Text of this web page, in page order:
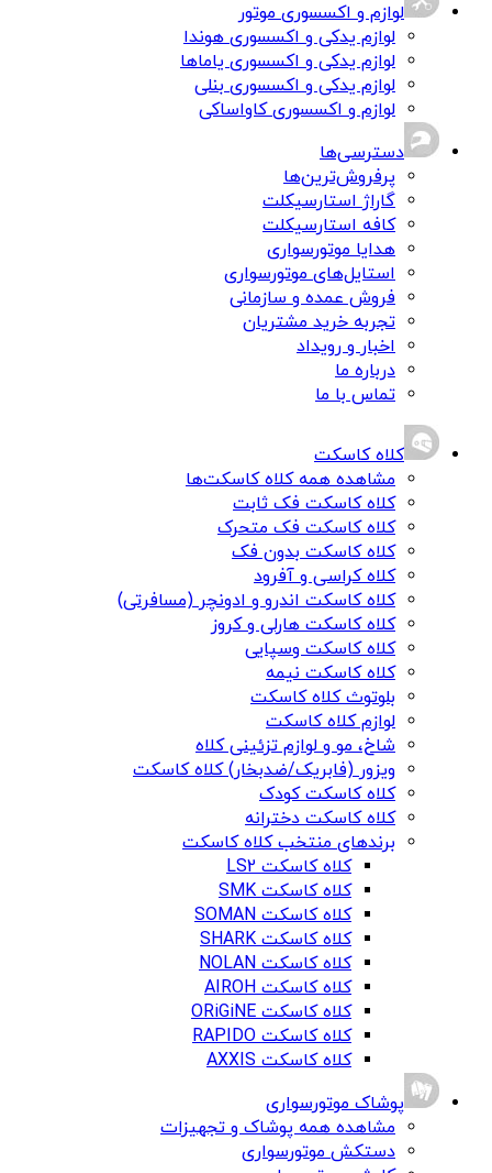
لوازم و اکسسوری موتور
لوازم یدکی و اکسسوری هوندا
لوازم یدکی و اکسسوری یاماها
لوازم یدکی و اکسسوری بنلی
لوازم و اکسسوری کاواساکی
دسترسی‌ها
پرفروش‌ترین‌ها
گاراژ استارسیکلت
کافه استارسیکلت
هدایا موتورسواری
استایل‌های موتورسواری
فروش عمده و سازمانی
تجربه خرید مشتریان
اخبار و رویداد
درباره ما
تماس با ما
کلاه کاسکت
مشاهده همه کلاه کاسکت‌ها
کلاه کاسکت فک ثابت
کلاه کاسکت فک متحرک
کلاه کاسکت بدون فک
کلاه کراسی و آفرود
کلاه کاسکت اندرو و ادونچر (مسافرتی)
کلاه کاسکت هارلی و کروز
کلاه کاسکت وسپایی
کلاه کاسکت نیمه
بلوتوث کلاه کاسکت
لوازم کلاه کاسکت
شاخ، مو و لوازم تزئینی کلاه
ویزور (فابریک/ضدبخار) کلاه کاسکت
کلاه کاسکت کودک
کلاه کاسکت دخترانه
برندهای منتخب کلاه کاسکت
کلاه کاسکت LS2
کلاه کاسکت SMK
کلاه کاسکت SOMAN
کلاه کاسکت SHARK
کلاه کاسکت NOLAN
کلاه کاسکت AIROH
کلاه کاسکت ORiGiNE
کلاه کاسکت RAPIDO
کلاه کاسکت AXXIS
پوشاک موتورسواری
مشاهده همه پوشاک و تجهیزات
دستکش موتورسواری